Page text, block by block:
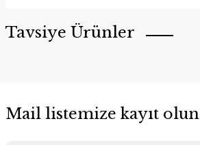
Tavsiye Ürünler
Mail listemize kayıt olun